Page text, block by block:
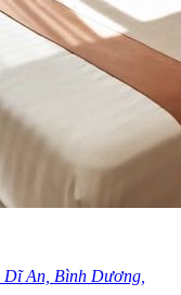
An, Bình Dương,